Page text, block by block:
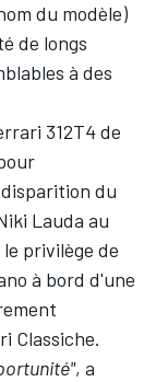
du modèle)
de longs
à des
312T4 de
du
Lauda au
privilège de
à bord d'une
Classiche.
, a